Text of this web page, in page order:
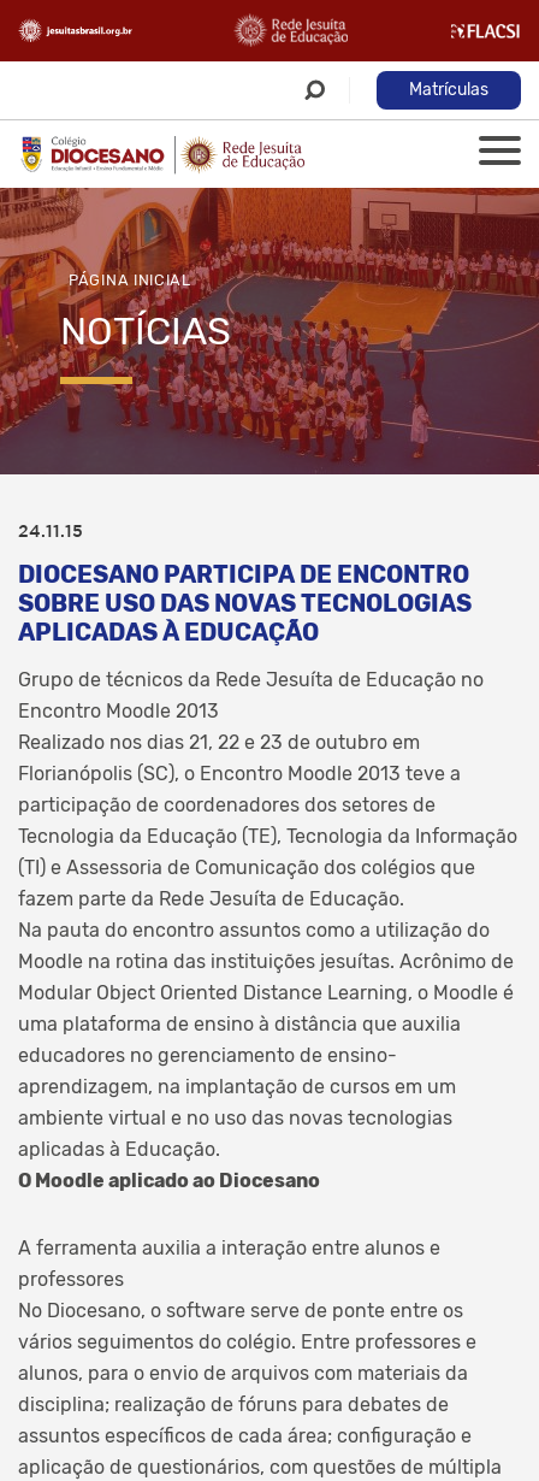
Matrículas
PÁGINA INICIAL
NOTÍCIAS
24.11.15
DIOCESANO PARTICIPA DE ENCONTRO
SOBRE USO DAS NOVAS TECNOLOGIAS
APLICADAS À EDUCAÇÃO
Grupo de técnicos da Rede Jesuíta de Educação no
Encontro Moodle 2013
Realizado nos dias 21, 22 e 23 de outubro em
Florianópolis (SC), o Encontro Moodle 2013 teve a
participação de coordenadores dos setores de
Tecnologia da Educação (TE), Tecnologia da Informação
(TI) e Assessoria de Comunicação dos colégios que
fazem parte da Rede Jesuíta de Educação.
Na pauta do encontro assuntos como a utilização do
Moodle na rotina das instituições jesuítas. Acrônimo de
Modular Object Oriented Distance Learning, o Moodle é
uma plataforma de ensino à distância que auxilia
educadores no gerenciamento de ensino-
aprendizagem, na implantação de cursos em um
ambiente virtual e no uso das novas tecnologias
aplicadas à Educação.
O Moodle aplicado ao Diocesano
A ferramenta auxilia a interação entre alunos e
professores
No Diocesano, o software serve de ponte entre os
vários seguimentos do colégio. Entre professores e
alunos, para o envio de arquivos com materiais da
disciplina; realização de fóruns para debates de
assuntos específicos de cada área; configuração e
aplicação de questionários, com questões de múltipla